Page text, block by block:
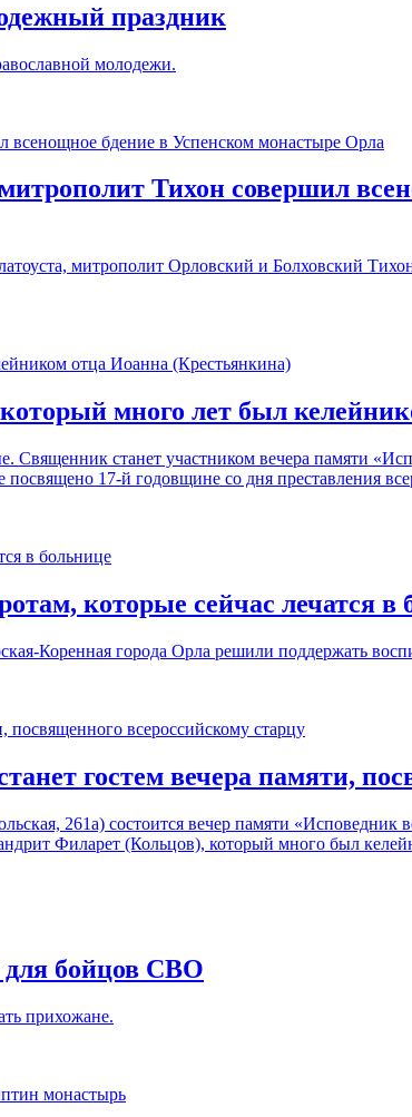
праздник
молодежи.
Тихон совершил
митрополит Орловский и Болховский
много лет был
Священник станет участником вечера памяти
17-й годовщине со дня преставления
которые сейчас лечатся в
Коренная города Орла решили поддержать
гостем вечера памяти,
261а) состоится вечер памяти
Филарет (Кольцов), который много был
для бойцов СВО
прихожане.